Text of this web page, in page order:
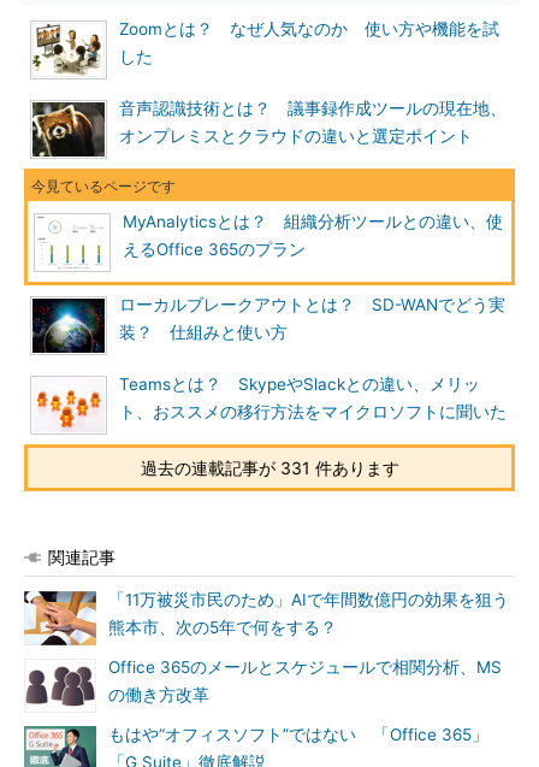
Zoomとは？ なぜ人気なのか 使い方や機能を試
した
音声認識技術とは？ 議事録作成ツールの現在地、
オンプレミスとクラウドの違いと選定ポイント
MyAnalyticsとは？ 組織分析ツールとの違い、使
えるOffice 365のプラン
ローカルブレークアウトとは？ SD-WANでどう実
装？ 仕組みと使い方
Teamsとは？ SkypeやSlackとの違い、メリッ
ト、おススメの移行方法をマイクロソフトに聞いた
過去の連載記事が 331 件あります
関連記事
「11万被災市民のため」AIで年間数億円の効果を狙う
熊本市、次の5年で何をする？
Office 365のメールとスケジュールで相関分析、MS
の働き方改革
もはや“オフィスソフト”ではない 「Office 365」
「G Suite」徹底解説